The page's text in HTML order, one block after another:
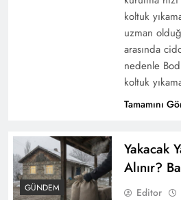
koltuk
uzman
arasında
nedenle
koltuk
Tamamını
GÜNDEM
Yakacak
Alınır?
Editor